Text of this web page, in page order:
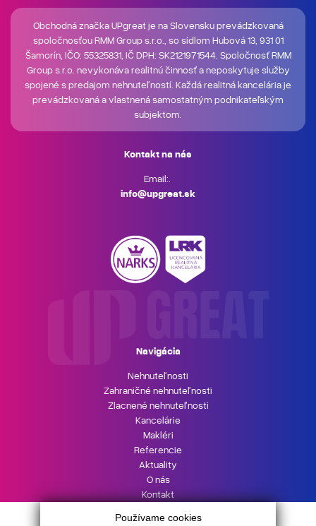
Používame cookies
Obchodná značka UPgreat je na Slovensku prevádzkovaná
spoločnosťou RMM Group s.r.o., so sídlom Hubová 13, 931 01
Šamorín, IČO: 55325831, IČ DPH: SK2121971544. Spoločnosť RMM
Group s.r.o. nevykonáva realitnú činnosť a neposkytuje služby
spojené s predajom nehnuteľností. Každá realitná kancelária je
prevádzkovaná a vlastnená samostatným podnikateľským
subjektom.
Kontakt na nás
Email:.
info@upgreat.sk
Navigácia
Nehnuteľnosti
Zahraničné nehnuteľnosti
Zlacnené nehnuteľnosti
Kancelárie
Makléri
Referencie
Aktuality
O nás
Kontakt